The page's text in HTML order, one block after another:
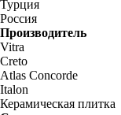
Турция
Россия
Производитель
Vitra
Creto
Atlas Concorde
Italon
Керамическая плитка